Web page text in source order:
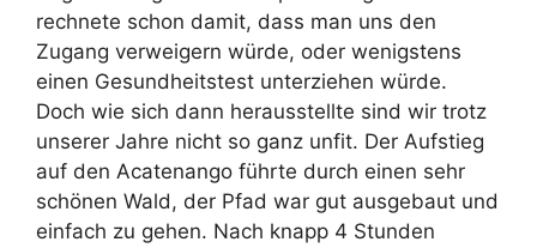
rechnete schon damit, dass man uns den
Zugang verweigern würde, oder wenigstens
einen Gesundheitstest unterziehen würde.
Doch wie sich dann herausstellte sind wir trotz
unserer Jahre nicht so ganz unfit. Der Aufstieg
auf den Acatenango führte durch einen sehr
schönen Wald, der Pfad war gut ausgebaut und
einfach zu gehen. Nach knapp 4 Stunden